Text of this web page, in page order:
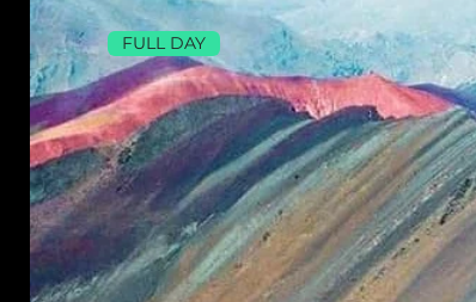
FULL DAY